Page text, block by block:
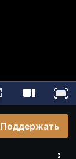
Поддержать